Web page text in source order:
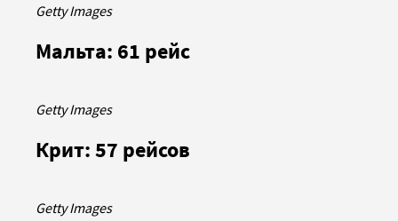
Getty Images
Мальта: 61 рейс
Getty Images
Крит: 57 рейсов
Getty Images